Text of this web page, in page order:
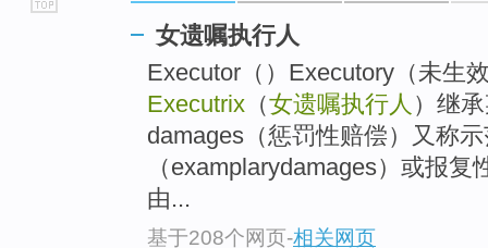
女遗嘱执行人
Executor（）Executory（未生
Executrix （女遗嘱执行人 ）继
damages（惩罚性赔偿）又称
（examplarydamages）或报
由...
基于208个网页-相关网页